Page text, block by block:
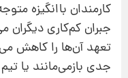
کارمندان با‌انگیزه
جبران کم‌کاری دیگران
تعهد آن‌ها را کاهش
جدی بازمی‌مانند یا